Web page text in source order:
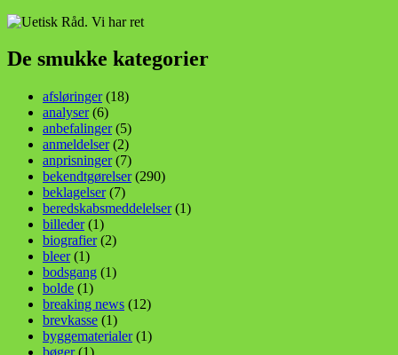
De smukke kategorier
afsløringer(18)
analyser(6)
anbefalinger(5)
anmeldelser(2)
anprisninger(7)
bekendtgørelser(290)
beklagelser(7)
beredskabsmeddelelser(1)
billeder(1)
biografier(2)
bleer(1)
bodsgang (1)
bolde (1)
breaking news (12)
brevkasse (1)
byggematerialer(1)